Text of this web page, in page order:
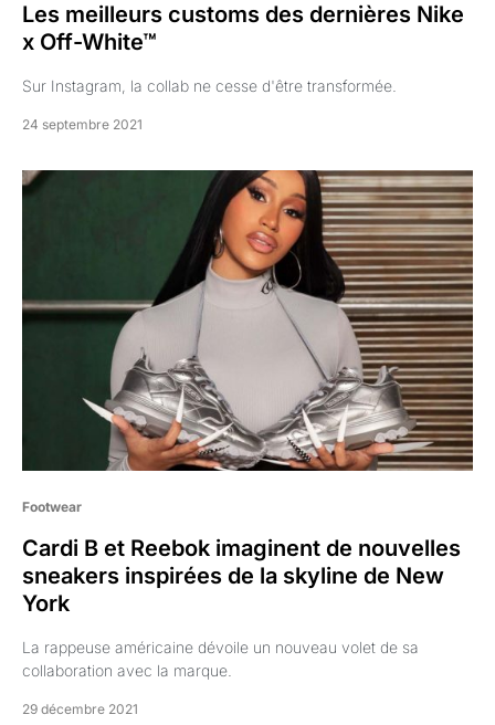
Les meilleurs customs des dernières Nike
x Off-White™
Sur Instagram, la collab ne cesse d'être transformée.
24 septembre 2021
Footwear
Cardi B et Reebok imaginent de nouvelles
sneakers inspirées de la skyline de New
York
La rappeuse américaine dévoile un nouveau volet de sa
collaboration avec la marque.
29 décembre 2021